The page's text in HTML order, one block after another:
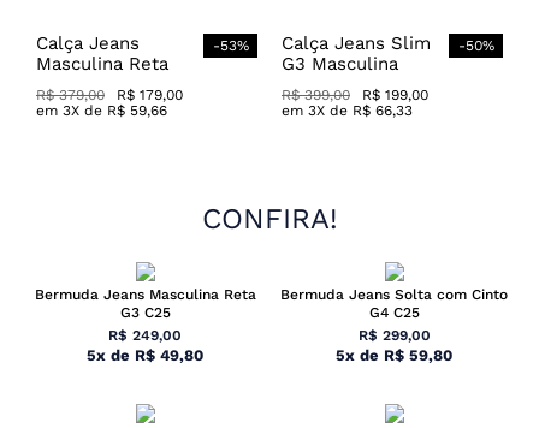
Calça Jeans
Masculina Reta
100% Algodão
-53%
R$ 379,00 R$ 179,00
em 3X de R$ 59,66
Calça Jeans Slim
G3 Masculina
Média
-50%
R$ 399,00 R$ 199,00
em 3X de R$ 66,33
CONFIRA!
Bermuda Jeans Masculina Reta
G3 C25
R$ 249,00
5x de R$ 49,80
Bermuda Jeans Solta com Cinto
G4 C25
R$ 299,00
5x de R$ 59,80